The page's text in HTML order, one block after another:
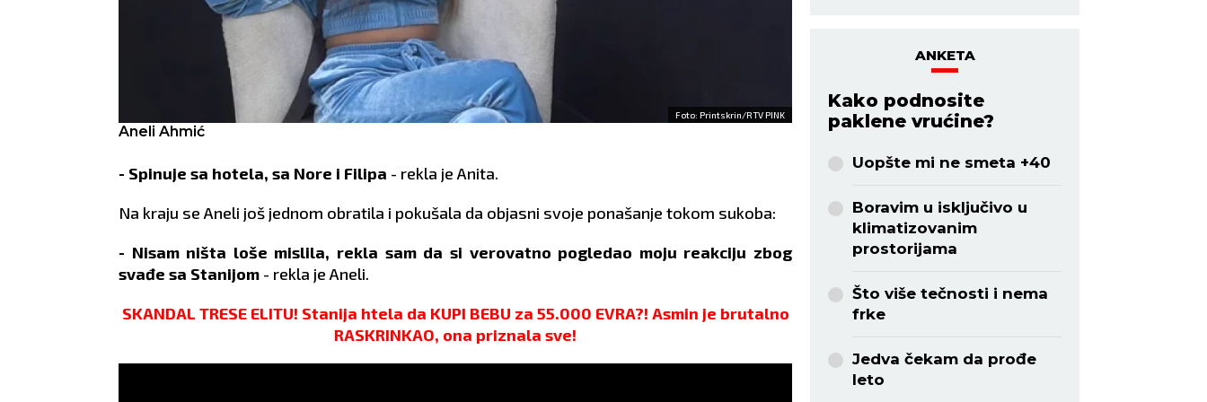
Foto: Printskrin/RTV PINK
Aneli Ahmić
- Spinuje sa hotela, sa Nore i Filipa - rekla je Anita.
Na kraju se Aneli još jednom obratila i pokušala da objasni svoje ponašanje tokom sukoba:
- Nisam ništa loše mislila, rekla sam da si verovatno pogledao moju reakciju zbog
svađe sa Stanijom - rekla je Aneli.
SKANDAL TRESE ELITU! Stanija htela da KUPI BEBU za 55.000 EVRA?! Asmin je brutalno
RASKRINKAO, ona priznala sve!
ANKETA
Kako podnosite
paklene vrućine?
Uopšte mi ne smeta +40
Boravim u isključivo u
klimatizovanim
prostorijama
Što više tečnosti i nema
frke
Jedva čekam da prođe
leto